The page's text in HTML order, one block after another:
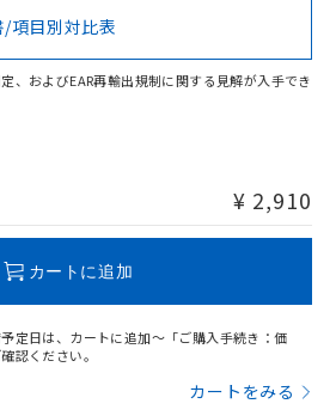
在する可能性があります。
項目別対比表
、およびEAR再輸出規制に関する見解が入手でき
¥ 2,910
カートに追加
定日は、カートに追加～「ご購入手続き：価
認ください。
カートをみる